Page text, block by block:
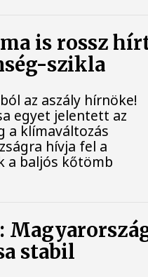
is rossz
szikla
az aszály hírnöke!
egyet jelentett az
a klímaváltozás
hívja fel a
a baljós kőtömb
stabil